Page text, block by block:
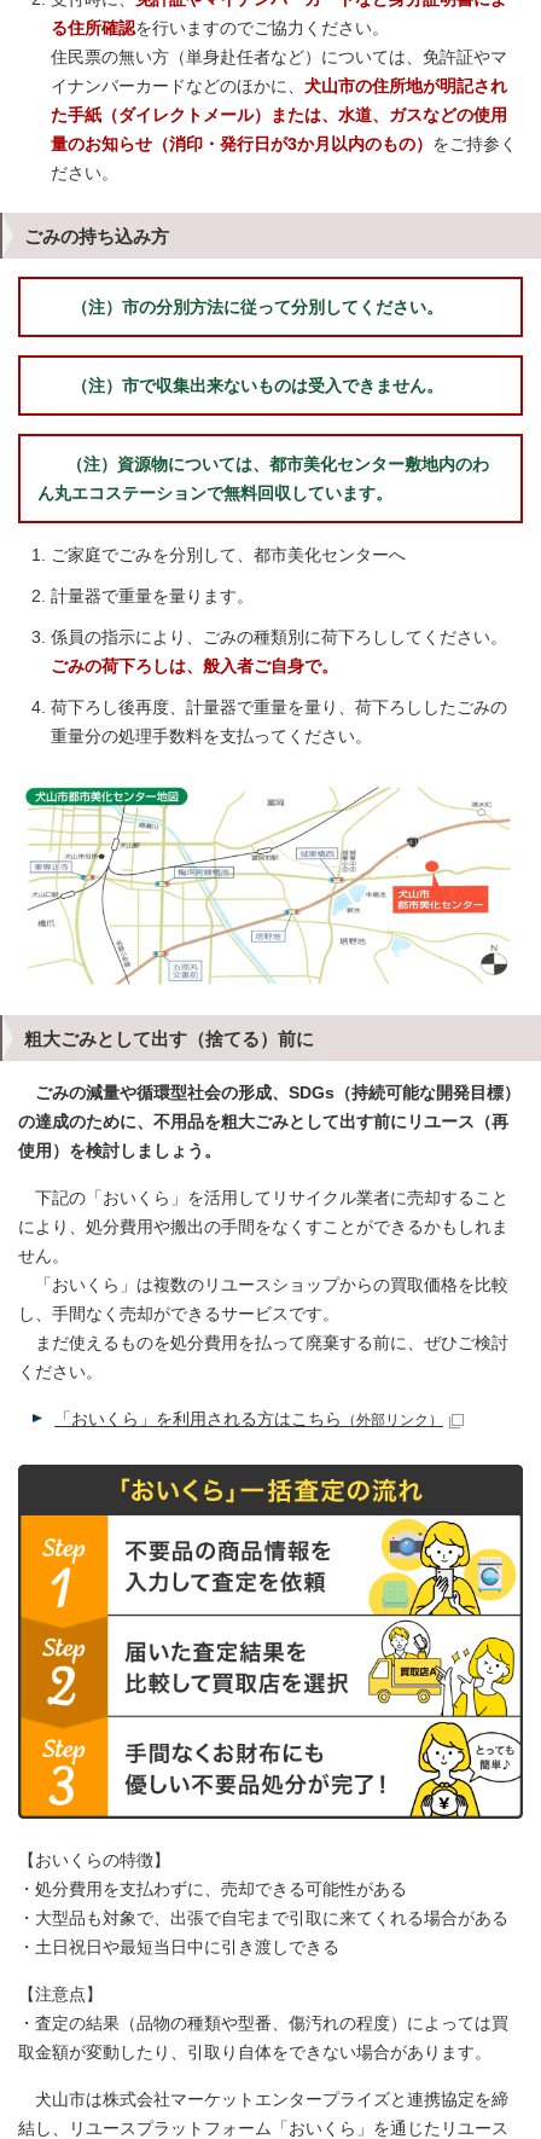
る住所確認を行いますのでご協力ください。
住民票の無い方（単身赴任者など）については、免許証やマ
イナンバーカードなどのほかに、 犬山市の住所地が明記され
た手紙（ダイレクトメール）または、水道、ガスなどの使用
量のお知らせ（消印・発行日が3か月以内のもの） をご持参く
ださい。
ごみの持ち込み方
（注）市の分別方法に従って分別してください。
（注）市で収集出来ないものは受入できません。
（注）資源物については、都市美化センター敷地内のわ
ん丸エコステーションで無料回収しています。
ご家庭でごみを分別して、都市美化センターへ
計量器で重量を量ります。
係員の指示により、ごみの種類別に荷下ろししてください。
ごみの荷下ろしは、般入者ご自身で。
荷下ろし後再度、計量器で重量を量り、荷下ろししたごみの
重量分の処理手数料を支払ってください。
粗大ごみとして出す（捨てる）前に
ごみの減量や循環型社会の形成、SDGs（持続可能な開発目標）
の達成のために、不用品を粗大ごみとして出す前にリユース（再
使用）を検討しましょう。
下記の「おいくら」を活用してリサイクル業者に売却すること
により、処分費用や搬出の手間をなくすことができるかもしれま
せん。
「おいくら」は複数のリユースショップからの買取価格を比較
し、手間なく売却ができるサービスです。
まだ使えるものを処分費用を払って廃棄する前に、ぜひご検討
ください。
「おいくら」を利用される方はこちら （外部リンク）
【おいくらの特徴】
・処分費用を支払わずに、売却できる可能性がある
・大型品も対象で、出張で自宅まで引取に来てくれる場合がある
・土日祝日や最短当日中に引き渡しできる
【注意点】
・査定の結果（品物の種類や型番、傷汚れの程度）によっては買
取金額が変動したり、引取り自体をできない場合があります。
犬山市は株式会社マーケットエンタープライズと連携協定を締
結し、リユースプラットフォーム「おいくら」を通じたリユース